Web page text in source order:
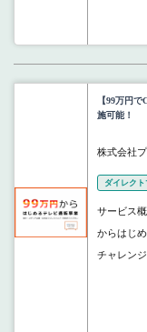
【99万円
施可能！
株式会社
ダイレク
サービス
からはじ
チャレンジ